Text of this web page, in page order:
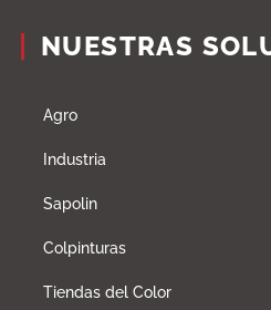
NUESTRAS
Agro
Industria
Sapolin
Colpinturas
Tiendas del Color